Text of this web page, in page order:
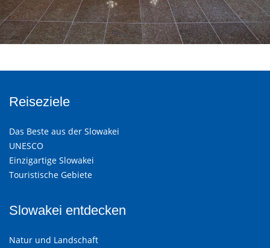
Reiseziele
Das Beste aus der Slowakei
UNESCO
Einzigartige Slowakei
Touristische Gebiete
Slowakei entdecken
Natur und Landschaft